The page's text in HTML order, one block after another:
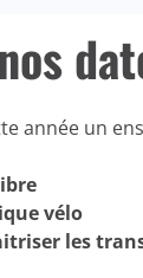
année un
vélo
les